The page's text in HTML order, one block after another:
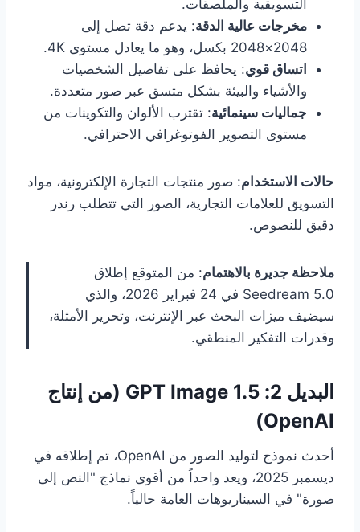
التسويقية والملصقات.
مخرجات عالية الدقة: يدعم دقة تصل إلى
2048×2048 بكسل، وهو ما يعادل مستوى 4K.
اتساق قوي: يحافظ على تفاصيل الشخصيات
والأشياء والبيئة بشكل متسق عبر صور متعددة.
جماليات سينمائية: تقترب الألوان والتكوينات من
مستوى التصوير الفوتوغرافي الاحترافي.
حالات الاستخدام: صور منتجات التجارة الإلكترونية، مواد
التسويق للعلامات التجارية، الصور التي تتطلب رندر
دقيق للنصوص.
ملاحظة جديرة بالاهتمام: من المتوقع إطلاق
Seedream 5.0 في 24 فبراير 2026، والذي
سيضيف ميزات البحث عبر الإنترنت، وتحرير الأمثلة،
وقدرات التفكير المنطقي.
البديل 2: GPT Image 1.5 (من إنتاج
OpenAI)
أحدث نموذج لتوليد الصور من OpenAI، تم إطلاقه في
ديسمبر 2025، ويعد واحداً من أقوى نماذج "النص إلى
صورة" في السيناريوهات العامة حالياً.